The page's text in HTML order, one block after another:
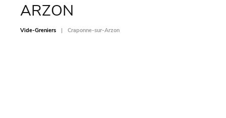
ARZON
Vide-Greniers Craponne-sur-Arzon